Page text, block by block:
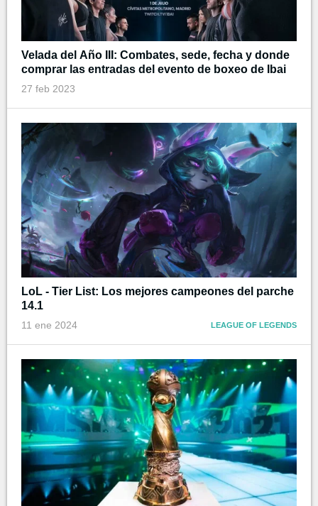
Velada del Año III: Combates, sede, fecha y donde
comprar las entradas del evento de boxeo de Ibai
27 feb 2023
LoL - Tier List: Los mejores campeones del parche
14.1
11 ene 2024 LEAGUE OF LEGENDS